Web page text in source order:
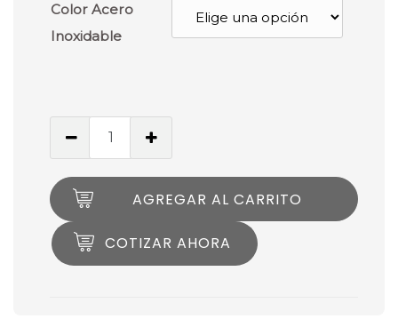
Color Acero
Inoxidable
AGREGAR AL CARRITO
COTIZAR AHORA